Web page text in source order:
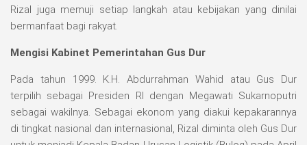
Rizal juga memuji setiap langkah atau kebijakan yang dinilai
bermanfaat bagi rakyat.
Mengisi Kabinet Pemerintahan Gus Dur
Pada tahun 1999. K.H. Abdurrahman Wahid atau Gus Dur
terpilih sebagai Presiden RI dengan Megawati Sukarnoputri
sebagai wakilnya. Sebagai ekonom yang diakui kepakarannya
di tingkat nasional dan internasional, Rizal diminta oleh Gus Dur